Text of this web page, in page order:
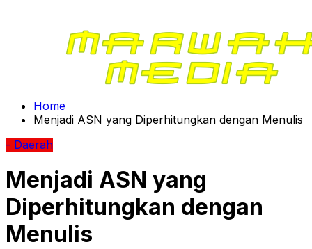
Home
Menjadi ASN yang Diperhitungkan dengan Menulis
- Daerah
Menjadi ASN yang
Diperhitungkan dengan
Menulis